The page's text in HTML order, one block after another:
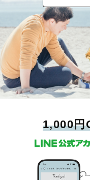
1,000円